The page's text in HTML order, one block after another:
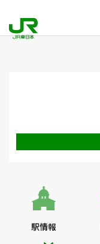
駅情報